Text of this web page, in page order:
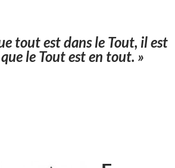
tout est dans le Tout, il est
le Tout est en tout. »